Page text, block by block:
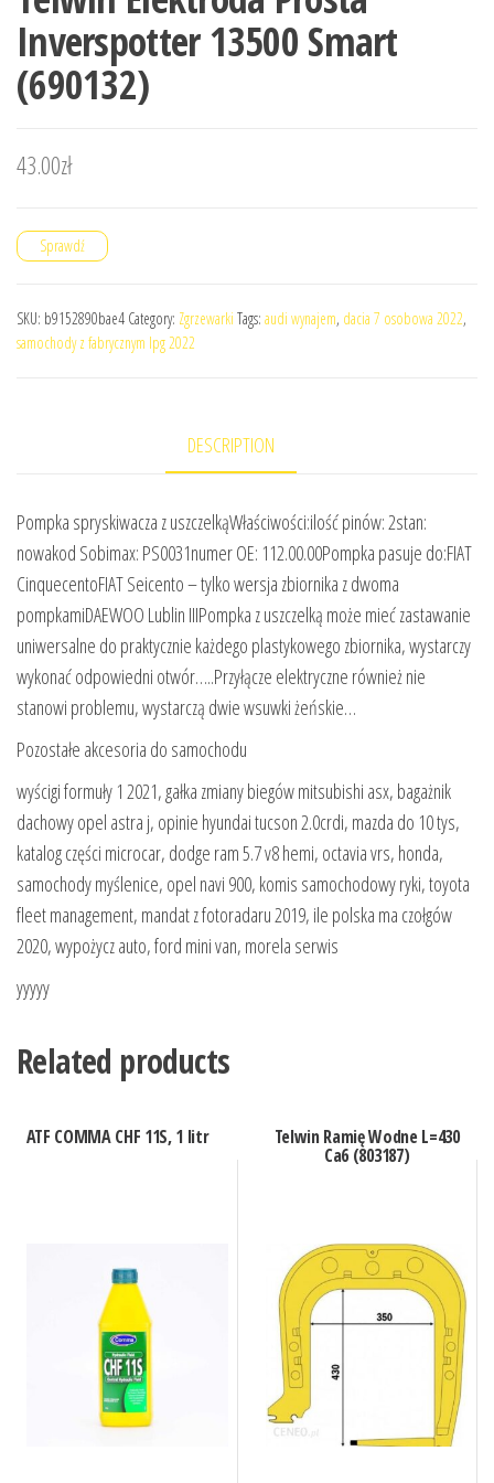
Inverspotter 13500 Smart
(690132)
43.00zł
Sprawdź
SKU: b9152890bae4 Category: Zgrzewarki Tags: audi wynajem, dacia 7 osobowa 2022,
samochody z fabrycznym lpg 2022
DESCRIPTION
Pompka spryskiwacza z uszczelkąWłaściwości:ilość pinów: 2stan:
nowakod Sobimax: PS0031numer OE: 112.00.00Pompka pasuje do:FIAT
CinquecentoFIAT Seicento – tylko wersja zbiornika z dwoma
pompkamiDAEWOO Lublin IIIPompka z uszczelką może mieć zastawanie
uniwersalne do praktycznie każdego plastykowego zbiornika, wystarczy
wykonać odpowiedni otwór…..Przyłącze elektryczne również nie
stanowi problemu, wystarczą dwie wsuwki żeńskie…
Pozostałe akcesoria do samochodu
wyścigi formuły 1 2021, gałka zmiany biegów mitsubishi asx, bagażnik
dachowy opel astra j, opinie hyundai tucson 2.0crdi, mazda do 10 tys,
katalog części microcar, dodge ram 5.7 v8 hemi, octavia vrs, honda,
samochody myślenice, opel navi 900, komis samochodowy ryki, toyota
fleet management, mandat z fotoradaru 2019, ile polska ma czołgów
2020, wypożycz auto, ford mini van, morela serwis
yyyyy
Related products
ATF COMMA CHF 11S, 1 litr Telwin Ramię Wodne L=430
Ca6 (803187)